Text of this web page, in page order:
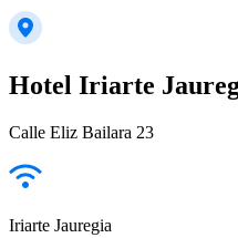
Hotel Iriarte
Calle Eliz Bailara 23
Iriarte Jauregia